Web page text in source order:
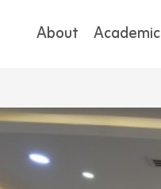
About Academic